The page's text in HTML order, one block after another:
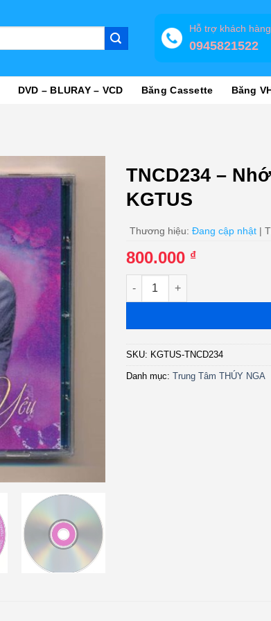
Hỗ trợ khách hàng
0945821522
DVD – BLURAY – VCD Băng Cassette Băng
TNCD234 –
KGTUS
Thương hiệu: Đang cập nhật |
800.000 ₫
TNCD234 - Nhớ Người Yêu
SKU: KGTUS-TNCD234
Danh mục: Trung Tâm THÚY NGA